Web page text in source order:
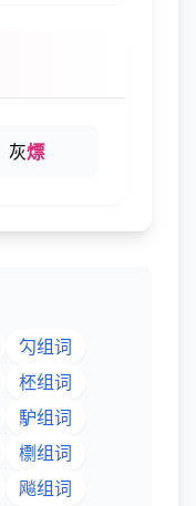
灰熛
勽组词
柸组词
馿组词
檦组词
飚组词